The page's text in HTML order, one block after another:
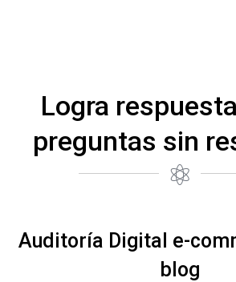
Logra
preguntas sin
Auditoría Digital e-
blog